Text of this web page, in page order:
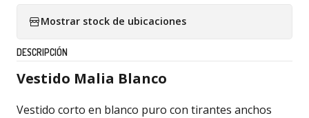
Mostrar stock de ubicaciones
DESCRIPCIÓN
Vestido Malia Blanco
Vestido corto en blanco puro con tirantes anchos